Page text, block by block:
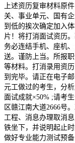
上述资历复审材料原
关、事业单元、国有
到低的挨次确定加入
片！将打消面试资历
务必连结手机、座机
送。谨防上当。所报
等材料。打消录用资
到完毕。请正在电子
元工做过的考生，分
面试成就×50% ;请考
区赣江南大道2666号
工程、消息办理取消
铁坐下，并说明起止
做好专业能力测试预